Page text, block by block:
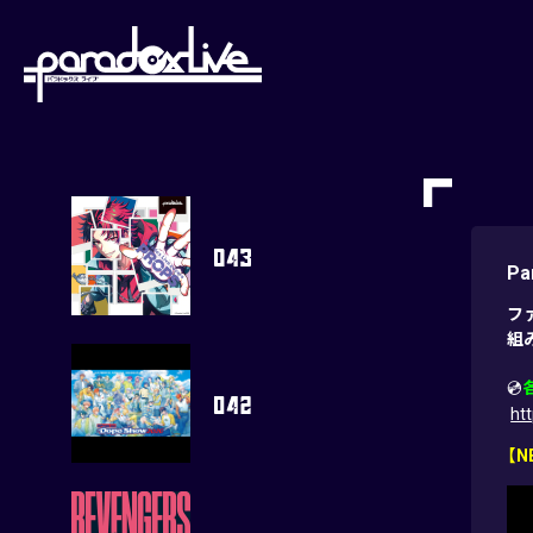
フ
組
💿
【